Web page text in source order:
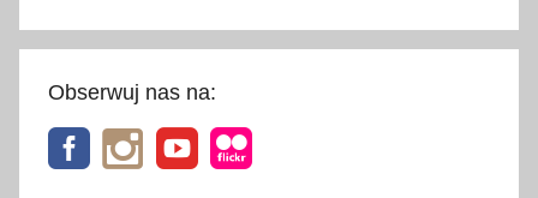
Obserwuj nas na: